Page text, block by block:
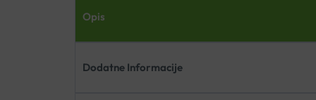
Opis
Dodatne Informacije